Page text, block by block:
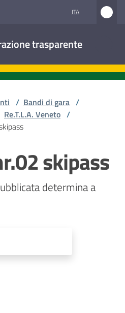
ITA
trasparente
/ Bandi di gara /
Re.T.L.A. Veneto /
skipass
determina a